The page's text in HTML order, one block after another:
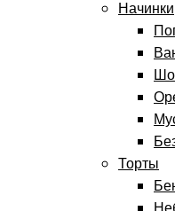
Начинки
Торты